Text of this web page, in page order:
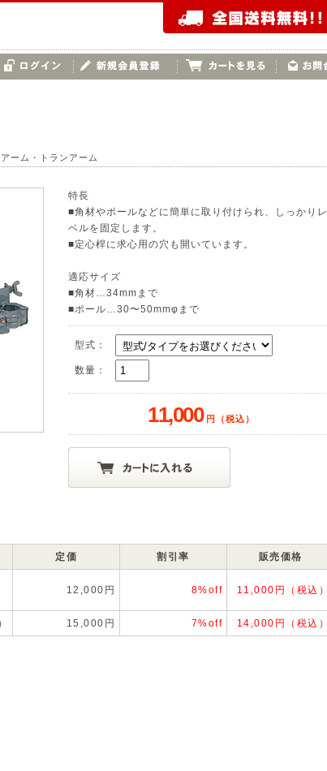
ーム・トランアーム
特長
■角材やポールなどに簡単に取り付けられ、しっかりレ
ベルを固定します。
■定心桿に求心用の穴も開いています。
適応サイズ
■角材…34mmまで
■ポール…30〜50mmφまで
型式：
数量：
11,000 円（税込）
8
定価 割引率 販売価格
12,000円 8%off 11,000円（税込）
15,000円 7%off 14,000円（税込）